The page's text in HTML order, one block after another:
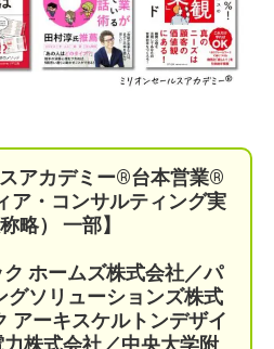
スアカデミー®︎台本営業®︎
ア・コンサルティング実
略） 一部】
ホームズ株式会社／パ
グソリューションズ株式
アーキスケルトンデザイ
株式会社／中央大学附